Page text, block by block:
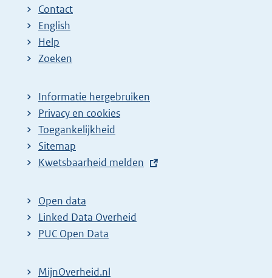
Contact
English
Help
Zoeken
Informatie hergebruiken
Privacy en cookies
Toegankelijkheid
Sitemap
E
t
e
r
Kwetsbaarheid melden
Open data
Linked Data Overheid
PUC Open Data
MijnOverheid.nl